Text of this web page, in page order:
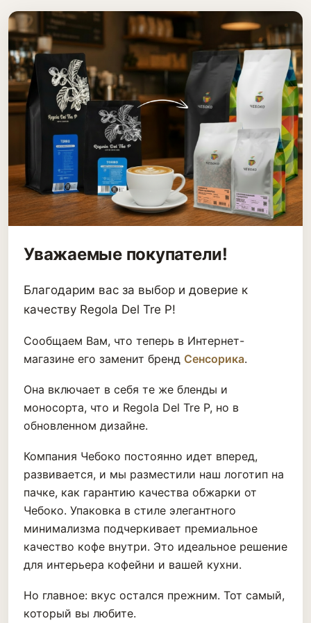
Уважаемые покупатели!
Благодарим вас за выбор и доверие к
качеству Regola Del Tre P!
Сообщаем Вам, что теперь в Интернет-
магазине его заменит бренд Сенсорика.
Она включает в себя те же бленды и
моносорта, что и Regola Del Tre P, но в
обновленном дизайне.
Компания Чебоко постоянно идет вперед,
развивается, и мы разместили наш логотип на
пачке, как гарантию качества обжарки от
Чебоко. Упаковка в стиле элегантного
минимализма подчеркивает премиальное
качество кофе внутри. Это идеальное решение
для интерьера кофейни и вашей кухни.
Но главное: вкус остался прежним. Тот самый,
который вы любите.